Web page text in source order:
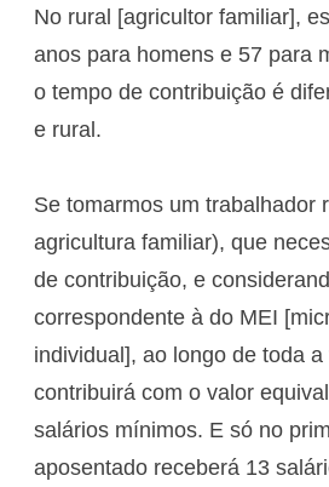
No rural [agricultor familiar],
anos para homens e 57 para
o tempo de contribuição é
e rural.
Se tomarmos um trabalhador
agricultura familiar), que
de contribuição, e
correspondente à do MEI
individual], ao longo de toda
contribuirá com o valor
salários mínimos. E só no
aposentado receberá 13